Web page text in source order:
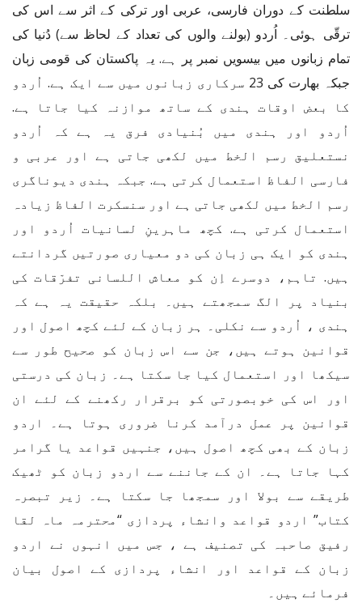
سلطنت کے دوران فارسی، عربی اور ترکی کے اثر سے اس کی
ترقّی ہوئی۔ اُردو (بولنے والوں کی تعداد کے لحاظ سے) دُنیا کی
تمام زبانوں میں بیسویں نمبر پر ہے. یہ پاکستان کی قومی زبان
جبکہ بھارت کی 23 سرکاری زبانوں میں سے ایک ہے. اُردو
کا بعض اوقات ہندی کے ساتھ موازنہ کیا جاتا ہے.
اُردو اور ہندی میں بُنیادی فرق یہ ہے کہ اُردو
نستعلیق رسم الخط میں لکھی جاتی ہے اور عربی و
فارسی الفاظ استعمال کرتی ہے. جبکہ ہندی دیوناگری
رسم الخط میں لکھی جاتی ہے اور سنسکرت الفاظ زیادہ
استعمال کرتی ہے. کچھ ماہرینِ لسانیات اُردو اور
ہندی کو ایک ہی زبان کی دو معیاری صورتیں گردانتے
ہیں. تاہم، دوسرے اِن کو معاش اللسانی تفرّقات کی
بنیاد پر الگ سمجھتے ہیں۔ بلکہ حقیقت یہ ہے کہ
ہندی ، اُردو سے نکلی۔ ہر زبان کے لئے کچھ اصول اور
قوانین ہوتے ہیں، جن سے اس زبان کو صحیح طور سے
سیکھا اور استعمال کیا جا سکتا ہے۔ زبان کی درستی
اور اس کی خوبصورتی کو برقرار رکھنے کے لئے ان
قوانین پر عمل درآمد کرنا ضروری ہوتا ہے۔ اردو
زبان کے بھی کچھ اصول ہیں، جنہیں قواعد یا گرامر
کہا جاتا ہے۔ ان کے جاننے سے اردو زبان کو ٹھیک
طریقے سے بولا اور سمجھا جا سکتا ہے۔ زیر تبصرہ
کتاب” اردو قواعد وانشاء پردازی “محترمہ ماہ لقا
رفیق صاحبہ کی تصنیف ہے ، جس میں انہوں نے اردو
زبان کے قواعد اور انشاء پردازی کے اصول بیان
فرمائے ہیں۔